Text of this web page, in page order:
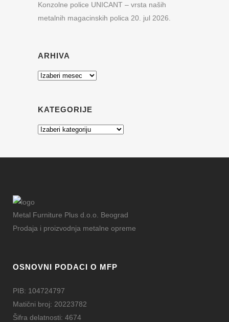
Konzolne police UNICANT – vrsta naših
metalnih magacinskih polica 20. jul 2026.
ARHIVA
Arhiva
KATEGORIJE
Kategorije
Metal Furniture Plus d.o.o. Beograd
Prodaja i proizvodnja metalne opreme
OSNOVNI PODACI O MFP
PIB: 104724797
Matični broj: 20223782
Šifra delatnosti: 4674